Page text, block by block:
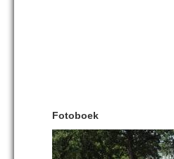
Fotoboek